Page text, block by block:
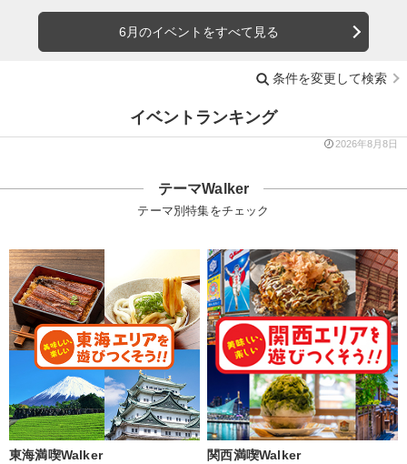
6月のイベントをすべて見る
条件を変更して検索
イベントランキング
2026年8月8日
テーマWalker
テーマ別特集をチェック
東海満喫Walker 関西満喫Walker